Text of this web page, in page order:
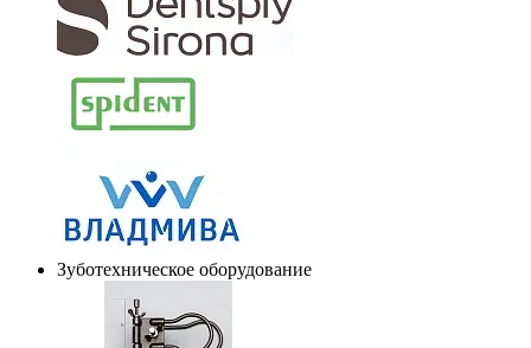
Зуботехническое оборудование